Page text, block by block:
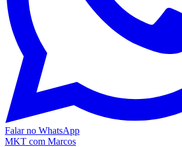
Falar no WhatsApp
MKT com Marcos